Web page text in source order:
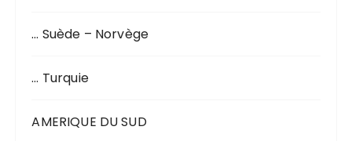
… Suède – Norvège
… Turquie
AMERIQUE DU SUD